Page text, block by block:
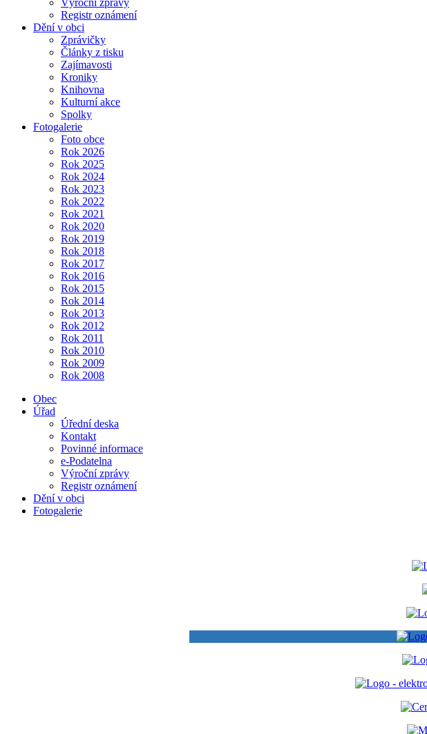
Registr oznámení
Dění v obci
Zprávičky
Články z tisku
Zajímavosti
Kroniky
Knihovna
Kulturní akce
Spolky
Fotogalerie
Foto obce
Rok 2026
Rok 2025
Rok 2024
Rok 2023
Rok 2022
Rok 2021
Rok 2020
Rok 2019
Rok 2018
Rok 2017
Rok 2016
Rok 2015
Rok 2014
Rok 2013
Rok 2012
Rok 2011
Rok 2010
Rok 2009
Rok 2008
Obec
Úřad
Úřední deska
Kontakt
Povinné informace
e-Podatelna
Výroční zprávy
Registr oznámení
Dění v obci
Fotogalerie